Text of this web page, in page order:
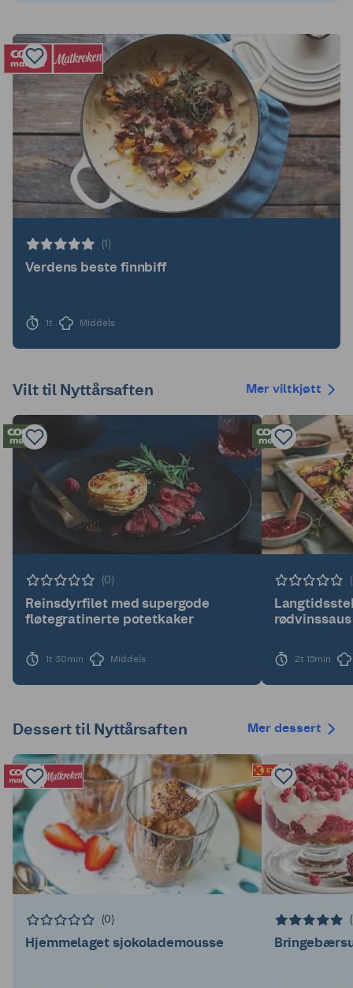
(1)
Verdens beste finnbiff
1t Middels
Vilt til Nyttårsaften Mer viltkjøtt
(0)
Reinsdyrfilet med supergode
fløtegratinerte potetkaker
1t 30min Middels
rødvinssaus
2t 15min
Dessert til Nyttårsaften Mer dessert
(0)
Hjemmelaget sjokolademousse